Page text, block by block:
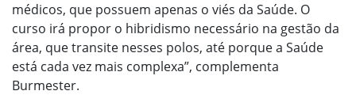
médicos, que possuem apenas o viés da Saúde. O
curso irá propor o hibridismo necessário na gestão da
área, que transite nesses polos, até porque a Saúde
está cada vez mais complexa”, complementa
Burmester.